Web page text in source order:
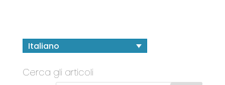
Italiano
Cerca gli articoli